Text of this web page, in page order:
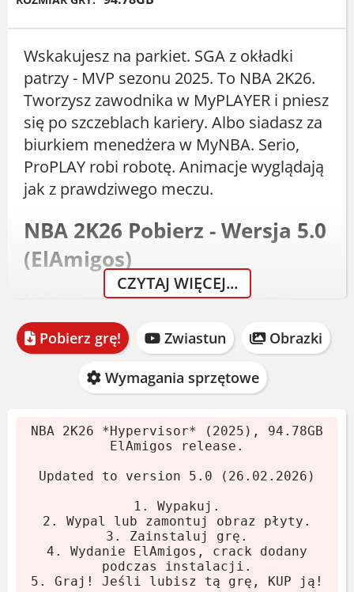
Wskakujesz na parkiet. SGA z okładki
patrzy - MVP sezonu 2025. To NBA 2K26.
Tworzysz zawodnika w MyPLAYER i pniesz
się po szczeblach kariery. Albo siadasz za
biurkiem menedżera w MyNBA. Serio,
ProPLAY robi robotę. Animacje wyglądają
jak z prawdziwego meczu.
NBA 2K26 Pobierz - Wersja 5.0
(ElAmigos)
Najnowsza odsłona bestsellerowego
cyklu od studia Visual Concepts trafiła do
sieci w wersji 5.0 z dnia 26.02.2026.
Wydanie ElAmigos waży 94.78 GB i
zawiera crack Hypervisor przygotowany
DLC i łatki.
Pobierz archiwum.
Wypakuj 7-Zipem lub WinRARem.
Wypal lub zamontuj obraz płyty.
Uruchom instalator.
Crack dodaje się sam podczas
instalacji. Graj!
CZYTAJ WIĘCEJ...
Pobierz grę! Zwiastun Obrazki
Wymagania sprzętowe
NBA 2K26 *Hypervisor* (2025), 94.78GB
ElAmigos release.
Updated to version 5.0 (26.02.2026)
1. Wypakuj.
2. Wypal lub zamontuj obraz płyty.
3. Zainstaluj grę.
4. Wydanie ElAmigos, crack dodany
podczas instalacji.
5. Graj! Jeśli lubisz tą grę, KUP ją!